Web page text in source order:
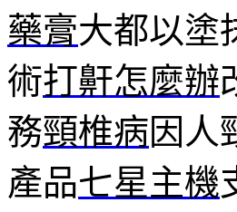
藥膏大都以塗
術打鼾怎麼辦
務頸椎病因人
產品七星主機